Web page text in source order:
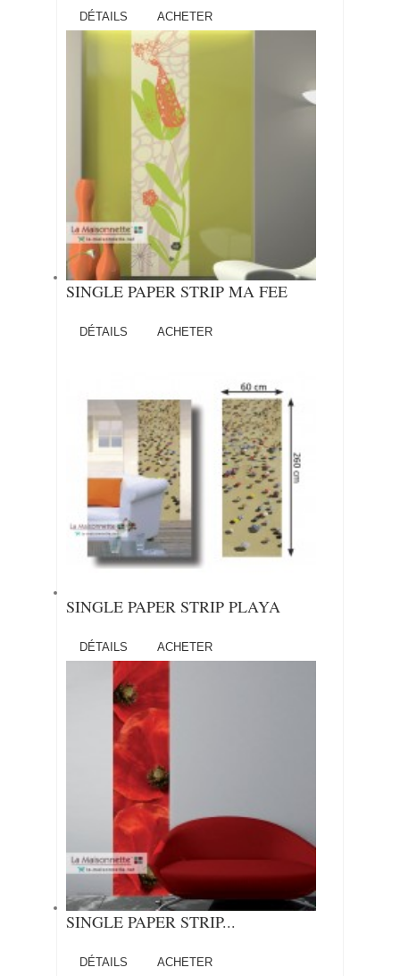
DÉTAILS ACHETER
SINGLE PAPER STRIP MA FEE
DÉTAILS ACHETER
SINGLE PAPER STRIP PLAYA
DÉTAILS ACHETER
SINGLE PAPER STRIP...
DÉTAILS ACHETER